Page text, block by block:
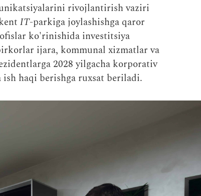
rivojlantirish vaziri
IT-parkiga joylashishga qaror
ko'rinishida investitsiya
ijara, kommunal xizmatlar va
2028 yilgacha korporativ
haqi berishga ruxsat beriladi.